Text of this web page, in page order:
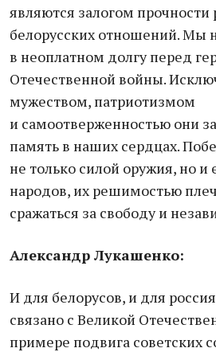
являются залогом прочности
белорусских отношений. Мы
в неоплатном долгу перед
Отечественной войны.
мужеством, патриотизмом
и самоотверженностью они
память в наших сердцах.
не только силой оружия, но
народов, их решимостью
сражаться за свободу и
Александр Лукашенко:
И для белорусов, и для
связано с Великой
примере подвига советских